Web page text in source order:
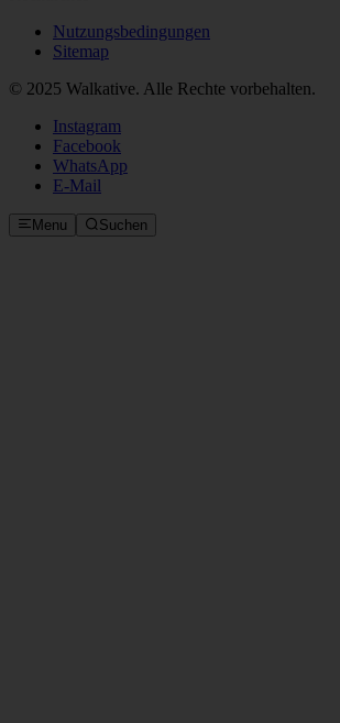
Nutzungsbedingungen
Sitemap
© 2025 Walkative. Alle Rechte vorbehalten.
Instagram
Facebook
WhatsApp
E‑Mail
Menu Suchen